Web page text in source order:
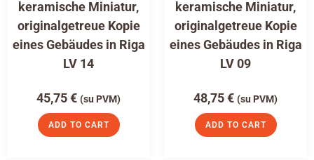
keramische Miniatur,
originalgetreue Kopie
eines Gebäudes in Riga
LV 14
45,75€ (su PVM)
ADD TO CART
keramische Miniatur,
originalgetreue Kopie
eines Gebäudes in Riga
LV 09
48,75€ (su PVM)
ADD TO CART